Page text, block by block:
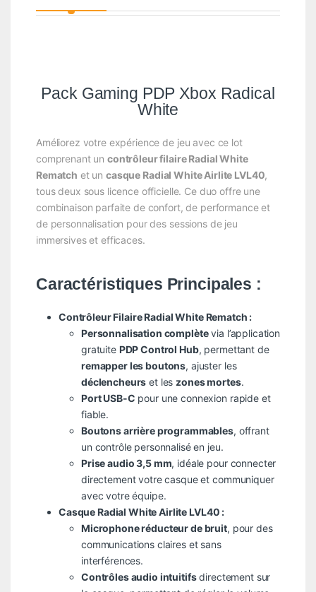
Pack Gaming PDP Xbox Radical
White
Améliorez votre expérience de jeu avec ce lot
comprenant uncontrôleur filaire Radial White
Rematch et uncasque Radial White Airlite LVL40,
tous deux sous licence officielle. Ce duo offre une
combinaison parfaite de confort, de performance et
de personnalisation pour des sessions de jeu
immersives et efficaces.
Caractéristiques Principales :
Contrôleur Filaire Radial White Rematch :
Personnalisation complètevia l’application
gratuite PDP Control Hub, permettant de
remapper les boutons, ajuster les
déclencheurs et les zones mortes.
Port USB-C pour une connexion rapide et
fiable.
Boutons arrière programmables, offrant
un contrôle personnalisé en jeu.
Prise audio 3,5 mm, idéale pour connecter
directement votre casque et communiquer
avec votre équipe.
Casque Radial White Airlite LVL40 :
Microphone réducteur de bruit, pour des
communications claires et sans
interférences.
Contrôles audio intuitifsdirectement sur